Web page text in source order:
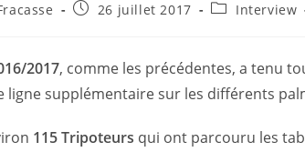
26 juillet 2017 Interview
2017, comme les précédentes, a tenu
ligne supplémentaire sur les différents
115 Tripoteurs qui ont parcouru les